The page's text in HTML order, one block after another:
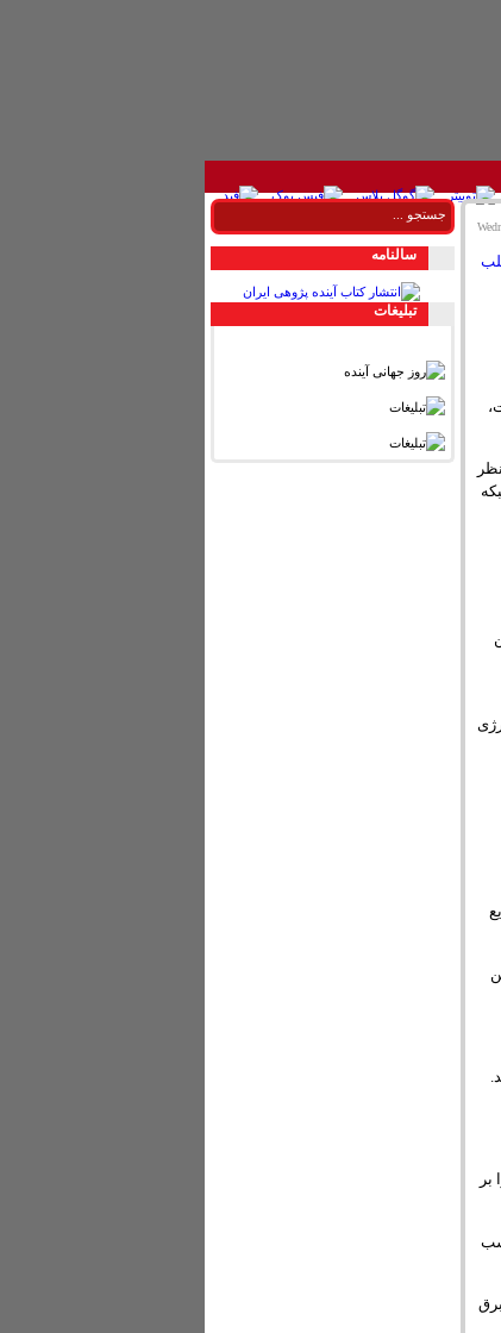
سالنامه
تبليغات